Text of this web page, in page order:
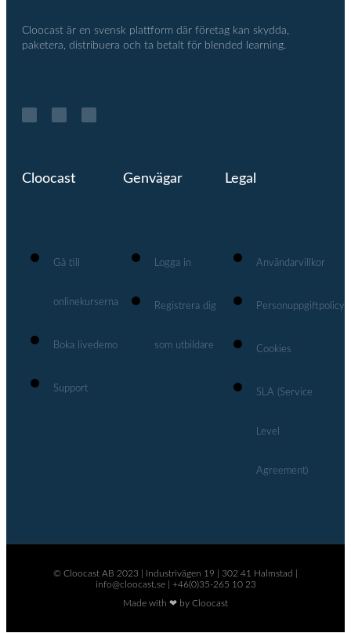
Cloocast är en svensk plattform där företag kan skydda,
paketera, distribuera och ta betalt för blended learning.
Cloocast
Gå till
onlinekurserna
Boka livedemo
Support
Genvägar
Logga in
Registrera dig
som utbildare
Legal
Användarvillkor
Personuppgiftpolicy
Cookies
SLA (Service
Level
Agreement)
© Cloocast AB 2023 | Industrivägen 19 | 302 41 Halmstad |
info@cloocast.se | +46(0)35-265 10 23
Made with ❤ by Cloocast